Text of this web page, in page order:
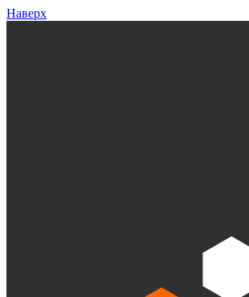
Наверх